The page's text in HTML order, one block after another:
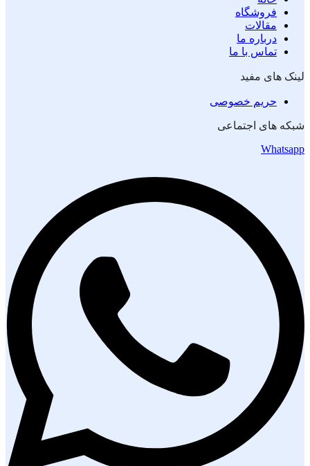
فروشگاه
مقالات
درباره ما
تماس با ما
لینک های مفید
حریم خصوصی
شبکه های اجتماعی
Whatsapp